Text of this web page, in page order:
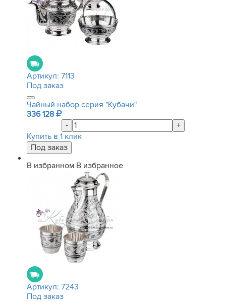
Артикул: 7113
Под заказ
Чайный набор серия "Кубачи"
336 128
-
+
Купить в 1 клик
В избранном В избранное
Артикул: 7243
Под заказ